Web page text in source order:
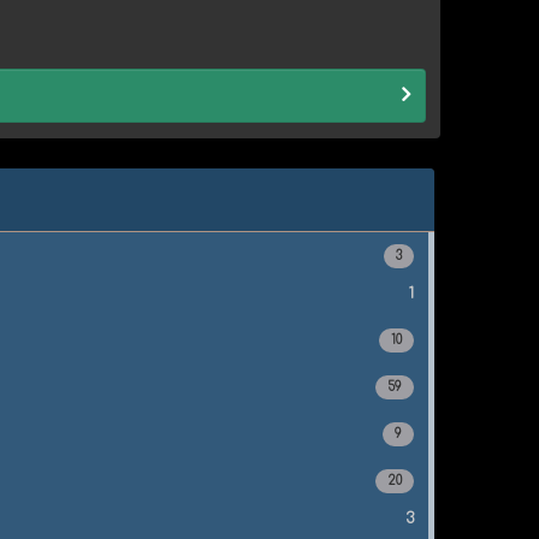
3
1
10
59
9
20
3